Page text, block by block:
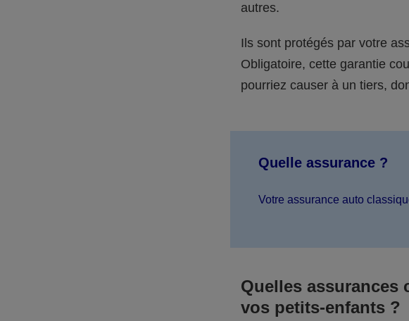
autres.
Ils sont protégés par votre
Obligatoire, cette garantie
pourriez causer à un tiers,
Quelle assurance ?
Votre assurance auto
Quelles assurances
vos petits-enfants ?